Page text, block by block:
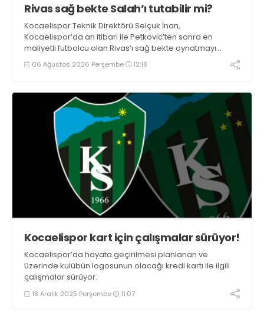
Rivas sağ bekte Salah’ı tutabilir mi?
Kocaelispor Teknik Direktörü Selçuk İnan,
Kocaelispor’da an itibari ile Petkovic’ten sonra en
maliyetli futbolcu olan Rivas’ı sağ bekte oynatmayı
düşünüyor.
06 Ağustos 2026 Perşembe 12:18
Kocaelispor kart için çalışmalar sürüyor!
Kocaelispor’da hayata geçirilmesi planlanan ve
üzerinde kulübün logosunun olacağı kredi kartı ile ilgili
çalışmalar sürüyor.
18 Aralık 2025 Perşembe 11:07